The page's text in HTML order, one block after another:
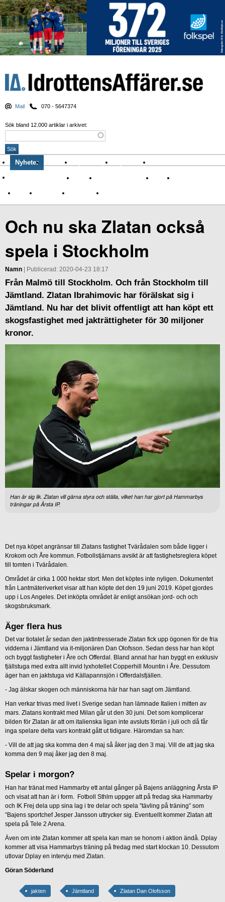
Mail 070 - 5647374
Sök bland 12.000 artiklar i arkivet:
Nyheter Krönikor Sport & spel Nyhetsbrev
Om Idrottens Affärer
Affärer I spåren av Corona Arena
Namn Sponsring TV-nyheter
Och nu ska Zlatan också
spela i Stockholm
Namn | Publicerad: 2020-04-23 18:17
Från Malmö till Stockholm. Och från Stockholm till
Jämtland. Zlatan Ibrahimovic har förälskat sig i
Jämtland. Nu har det blivit offentligt att han köpt ett
skogsfastighet med jakträttigheter för 30 miljoner
kronor.
Han är sig lik. Zlatan vill gärna styra och ställa, vilket han har gjort på Hammarbys
träningar på Årsta IP.
Det nya köpet angränsar till Zlatans fastighet Tvärådalen som både ligger i
Krokom och Åre kommun. Fotbollstjärnans avsikt är att fastighetsreglera köpet
till tomten i Tvärådalen.
Området är cirka 1 000 hektar stort. Men det köptes inte nyligen. Dokumentet
från Lantmäteriverket visar att han köpte det den 19 juni 2019. Köpet gjordes
upp i Los Angeles. Det inköpta området är enligt ansökan jord- och och
skogsbruksmark.
Äger flera hus
Det var tiotalet år sedan den jaktintresserade Zlatan fick upp ögonen för de fria
vidderna i Jämtland via it-miljonären Dan Olofsson. Sedan dess har han köpt
och byggt fastigheter i Åre och Offerdal. Bland annat har han byggt en exklusiv
fjällstuga med extra allt invid lyxhotellet Copperhill Mountin i Åre. Dessutom
äger han en jaktstuga vid Källapannsjön i Offerdalsfjällen.
- Jag älskar skogen och människorna här har han sagt om Jämtland.
Han verkar trivas med livet i Sverige sedan han lämnade Italien i mitten av
mars. Zlatans kontrakt med Milan går ut den 30 juni. Det som komplicerar
bilden för Zlatan är att om italienska ligan inte avsluts förrän i juli och då får
inga spelare delta vars kontrakt gått ut tidigare. Häromdan sa han:
- Vill de att jag ska komma den 4 maj så åker jag den 3 maj. Vill de att jag ska
komma den 9 maj åker jag den 8 maj.
Spelar i morgon?
Han har tränat med Hammarby ett antal gånger på Bajens anläggning Årsta IP
och visat att han är i form. Fotboll Sthlm uppger att på fredag ska Hammarby
och IK Frej dela upp sina lag i tre delar och spela ”tävling på träning” som
”Bajens sportchef Jesper Jansson uttrycker sig. Eventuellt kommer Zlatan att
spela på Tele 2 Arena.
Även om inte Zlatan kommer att spela kan man se honom i aktion ändå. Dplay
kommer att visa Hammarbys träning på fredag med start klockan 10. Dessutom
utlovar Dplay en intervju med Zlatan.
Göran Söderlund
jakten Jämtland Zlatan Dan Olofsson